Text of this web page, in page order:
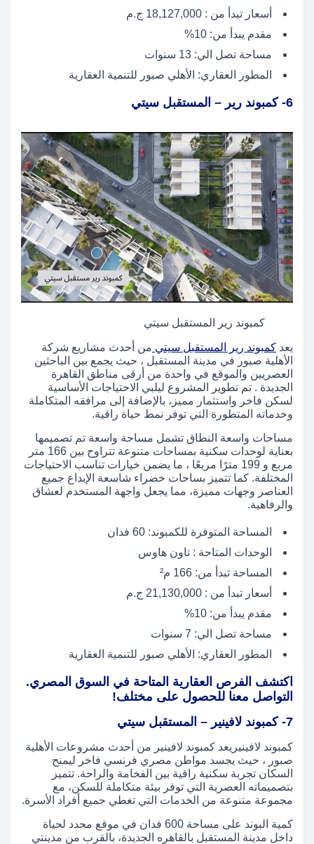
أسعار تبدأ من : 18,127,000 ج.م
مقدم يبدأ من: 10%
مساحة تصل الي: 13 سنوات
المطور العقاري: الأهلي صبور للتنمية العقارية
6- كمبوند رير – المستقبل سيتي
كمبوند رير المستقبل سيتي
يعد كمبوند رير المستقبل سيتي من أحدث مشاريع شركة
الأهلية صبور في مدينة المستقبل ، حيث يجمع بين الباحثين
العصريين والموقع في واحدة من أرقى مناطق القاهرة
الجديدة . تم تطوير المشروع ليلبي الاحتياجات الأساسية
لسكن فاخر واستثمار مميز، بالإضافة إلى مرافقه المتكاملة
وخدماته المتطورة التي توفر نمط حياة راقية.
مساحات واسعة النطاق تشمل مساحة واسعة تم تصميمها
بعناية لوحدات سكنية بمساحات متنوعة تتراوح بين 166 متر
مربع و 199 مترًا مربعًا ، ما يضمن خيارات تناسب الاحتياجات
المختلفة. كما تتميز بساحات خضراء شاسعة الإبداع جميع
العناصر وجهات مميزة، مما يجعل واجهة المستخدم لعشاق
والرفاهية.
المساحة المتوفرة للكمبوند: 60 فدان
الوحدات المتاحة : تاون هاوس
المساحة تبدأ من: 166 م²
أسعار تبدأ من : 21,130,000 ج.م
مقدم يبدأ من: 10%
مساحة تصل الي: 7 سنوات
المطور العقاري: الأهلي صبور للتنمية العقارية
اكتشف الفرص العقارية المتاحة في السوق المصري.
التواصل معنا للحصول على مختلف!
7- كمبوند لافينير – المستقبل سيتي
كمبوند لافينيريعد كمبوند لافينير من أحدث مشروعات الأهلية
صبور ، حيث يجسد مواطن مصري فرنسي فاخر ليمنح
السكان تجربة سكنية راقية بين الفخامة والراحة. تتميز
بتصميماته العصرية التي توفر بيئة متكاملة للسكن، مع
مجموعة متنوعة من الخدمات التي تغطي جميع أفراد الأسرة.
كمية البوند على مساحة 600 فدان في موقع محدد لحياة
داخل مدينة المستقبل بالقاهره الجديدة، بالقرب من مدينتي